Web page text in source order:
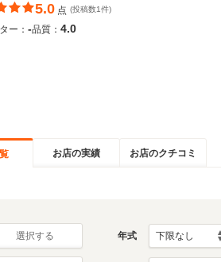
5.0 点 (投稿数1件)
ー： -品質： 4.0
お店の実績 お店のクチコミ
選択する 年式